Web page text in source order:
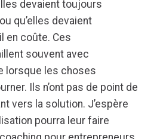
devaient toujours
qu’elles devaient
en coûte. Ces
souvent avec
lorsque les choses
Ils n’ont pas de point de
vers la solution. J’espère
pourra leur faire